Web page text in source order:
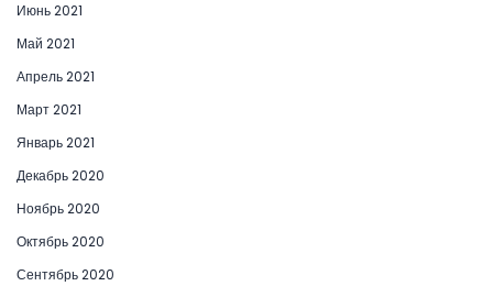
Июнь 2021
Май 2021
Апрель 2021
Март 2021
Январь 2021
Декабрь 2020
Ноябрь 2020
Октябрь 2020
Сентябрь 2020